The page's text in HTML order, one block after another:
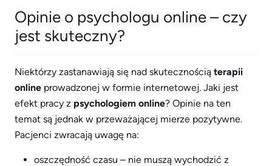
Opinie o psychologu online – czy
jest skuteczny?
Niektórzy zastanawiają się nad skutecznością terapii
online prowadzonej w formie internetowej. Jaki jest
efekt pracy z psychologiem online? Opinie na ten
temat są jednak w przeważającej mierze pozytywne.
Pacjenci zwracają uwagę na:
oszczędność czasu – nie muszą wychodzić z